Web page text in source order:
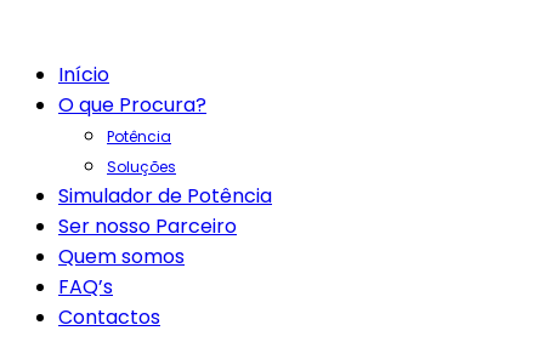
Início
O que Procura?
Potência
Soluções
Simulador de Potência
Ser nosso Parceiro
Quem somos
FAQ’s
Contactos